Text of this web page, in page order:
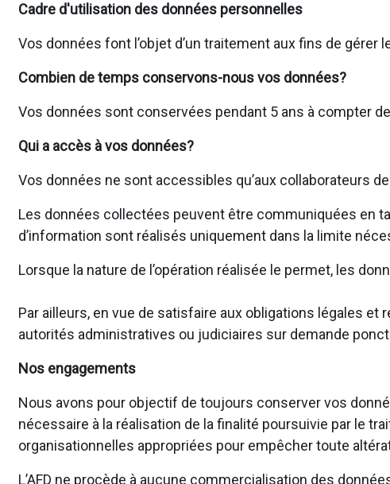
Cadre d'utilisation des données personnelles
Vos données font l’objet d’un traitement aux fins de
Combien de temps conservons-nous vos données?
Vos données sont conservées pendant 5 ans à compter
Qui a accès à vos données?
Vos données ne sont accessibles qu’aux collaborateurs
Les données collectées peuvent être communiquées en
d’information sont réalisés uniquement dans la limite
Lorsque la nature de l’opération réalisée le permet, les
Par ailleurs, en vue de satisfaire aux obligations légales
autorités administratives ou judiciaires sur demande
Nos engagements
Nous avons pour objectif de toujours conserver vos
nécessaire à la réalisation de la finalité poursuivie par le
organisationnelles appropriées pour empêcher toute
L’AFD ne procède à aucune commercialisation des